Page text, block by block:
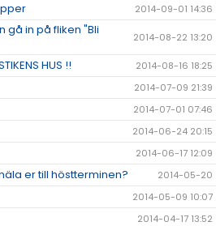
2014-09-01 14:36
gå in på fliken "Bli
2014-08-22 13:20
HUS !! 2014-08-16 18:25
2014-07-09 21:39
2014-07-01 07:46
2014-06-24 20:15
2014-06-17 12:09
er till höstterminen? 2014-05-20
2014-05-09 10:07
2014-04-17 13:52